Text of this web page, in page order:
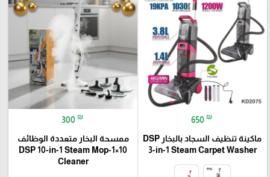
650 ₪
ماكينة تنظيف السجاد بالبخار DSP
3-in-1 Steam Carpet Washer
300 ₪
ممسحة البخار متعددة الوظائف
10×1-DSP 10-in-1 Steam Mop
Cleaner